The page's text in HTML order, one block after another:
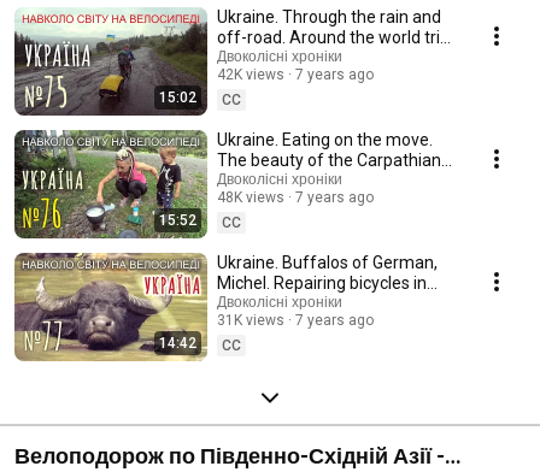
навіть Африка - в цій яскравій і веселій подорожі на велосипедах
всією сім'єю.
15:02
Ukraine. Through the rain and
off-road. Around the world trip
continues! (№75)
Двоколісні хроніки
42K views
7 years ago
CC
15:52
Ukraine. Eating on the move.
The beauty of the Carpathians.
Two days in Kolochava (№76)
Двоколісні хроніки
48K views
7 years ago
CC
14:42
Ukraine. Buffalos of German,
Michel. Repairing bicycles in
Двоколісні хроніки
31K views
7 years ago
CC
Велоподорож по Південно-Східній Азії -